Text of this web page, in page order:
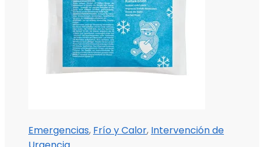
Emergencias, Frío y Calor, Intervención de